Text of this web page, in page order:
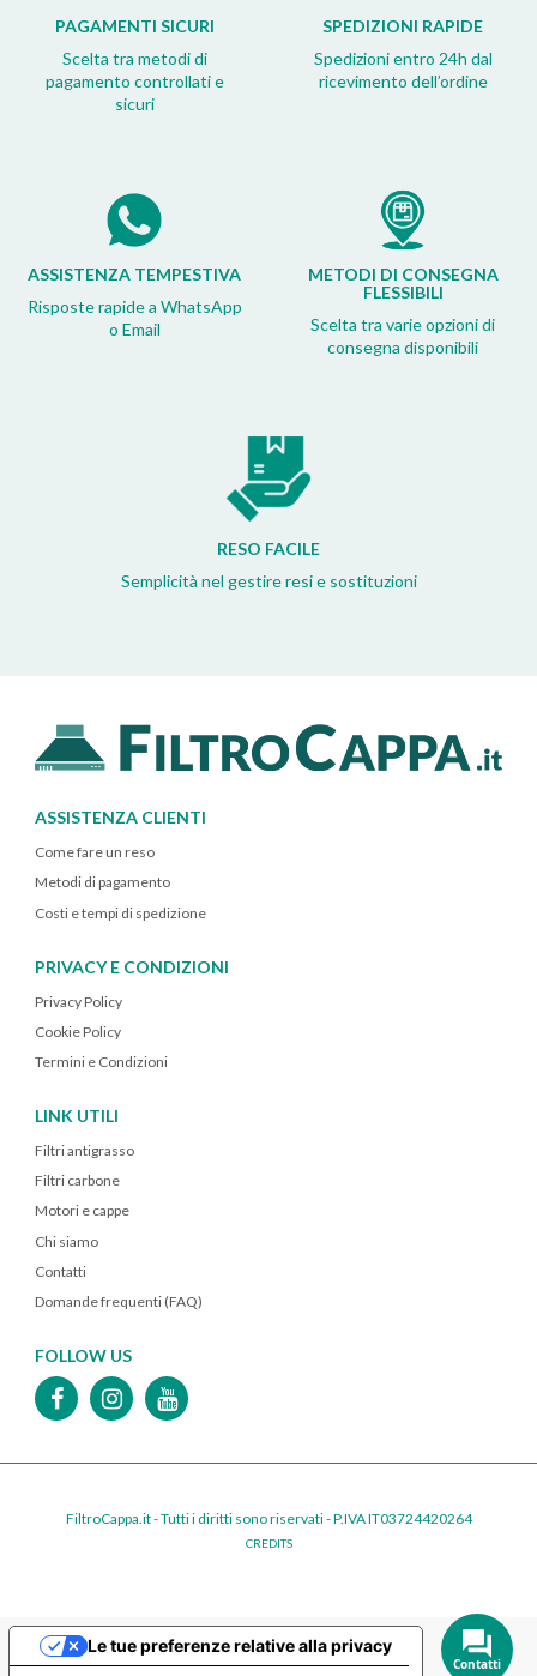
PAGAMENTI SICURI
Scelta tra metodi di
pagamento controllati e
sicuri
SPEDIZIONI RAPIDE
Spedizioni entro 24h dal
ricevimento dell’ordine
ASSISTENZA TEMPESTIVA
Risposte rapide a WhatsApp
o Email
METODI DI CONSEGNA
FLESSIBILI
Scelta tra varie opzioni di
consegna disponibili
RESO FACILE
Semplicità nel gestire resi e sostituzioni
ASSISTENZA CLIENTI
Come fare un reso
Metodi di pagamento
Costi e tempi di spedizione
PRIVACY E CONDIZIONI
Privacy Policy
Cookie Policy
Termini e Condizioni
LINK UTILI
Filtri antigrasso
Filtri carbone
Motori e cappe
Chi siamo
Contatti
Domande frequenti (FAQ)
FOLLOW US
FiltroCappa.it - Tutti i diritti sono riservati - P.IVA IT03724420264
CREDITS
Le tue preferenze relative alla privacy
Contatti